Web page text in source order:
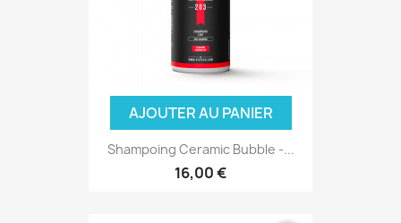
AJOUTER AU PANIER
Shampoing Ceramic Bubble -...
16,00 €